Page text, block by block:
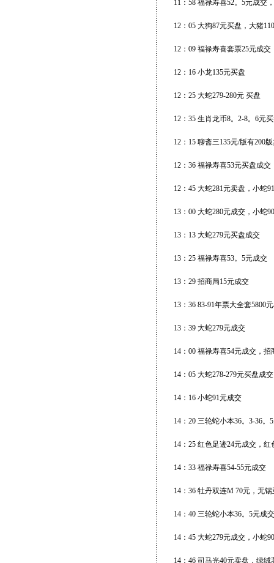
11：58 福禄寿喜52。5元成交
12：05 大狗87元买盘，大猪
12：09 福禄寿喜套票25元成
12：16 小龙135元买盘
12：25 大蛇279-280元 买盘
12：35 生肖龙币8。2-8。6元
12：15 聊斋三135元/版有200
12：36 福禄寿喜53元买盘成交
12：45 大蛇281元卖盘，小蛇
13：00 大蛇280元成交，小蛇
13：13 大蛇279元买盘成交
13：25 福禄寿喜53。5元成交
13：29 招商局15元成交
13：36 83-91年票大全套5800
13：39 大蛇279元成交
14：00 福禄寿喜54元成交，
14：05 大蛇278-279元买盘成
14：16 小蛇91元成交
14：20 三轮蛇小本36。3-36。
14：25 红色足迹24元成交，
14：33 福禄寿喜54-55元成交
14：36 牡丹双连M 70元，无
14：40 三轮蛇小本36。5元成
14：45 大蛇279元成交，小蛇
14：46 司马光40元卖盘，绿绒